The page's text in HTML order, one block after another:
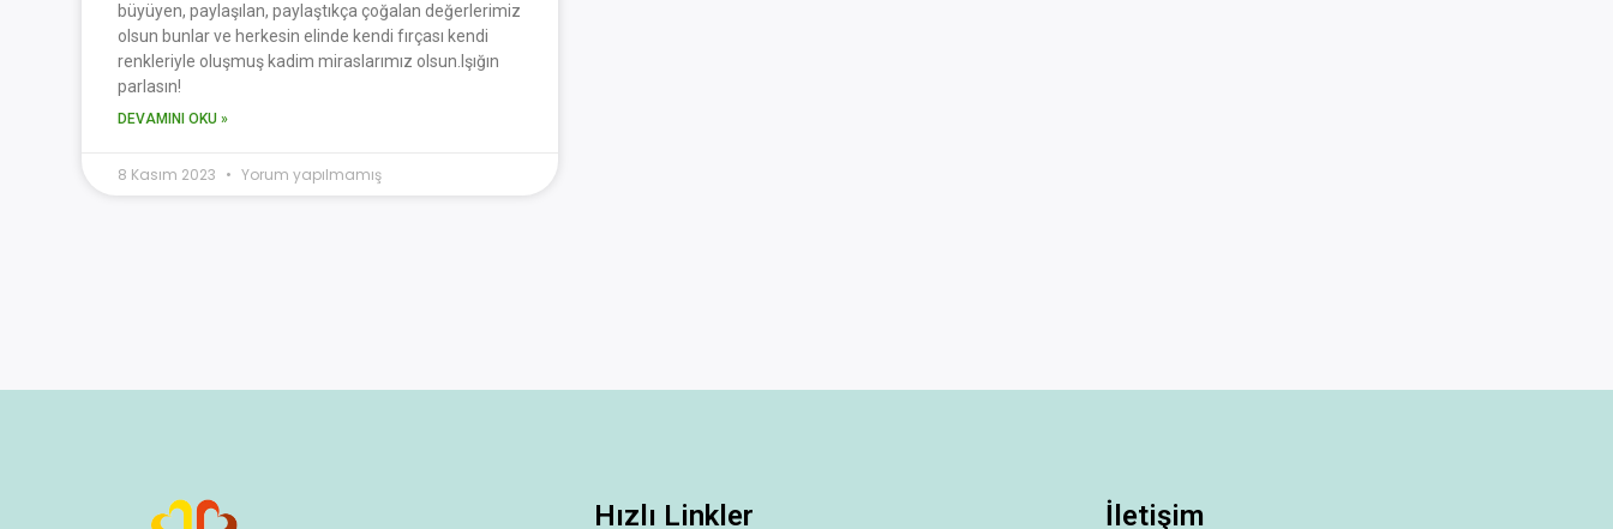
büyüyen, paylaşılan, paylaştıkça çoğalan değerlerimiz
olsun bunlar ve herkesin elinde kendi fırçası kendi
renkleriyle oluşmuş kadim miraslarımız olsun.Işığın
parlasın!
DEVAMINI OKU »
8 Kasım 2023 Yorum yapılmamış
Hızlı Linkler İletişim